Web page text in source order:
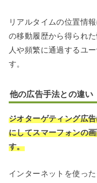
リアルタイムの位置情
の移動履歴から得られ
人や頻繁に通過するユ
す。
他の広告手法との違い
ジオターゲティング広
にしてスマーフォンの
す。
インターネットを使っ